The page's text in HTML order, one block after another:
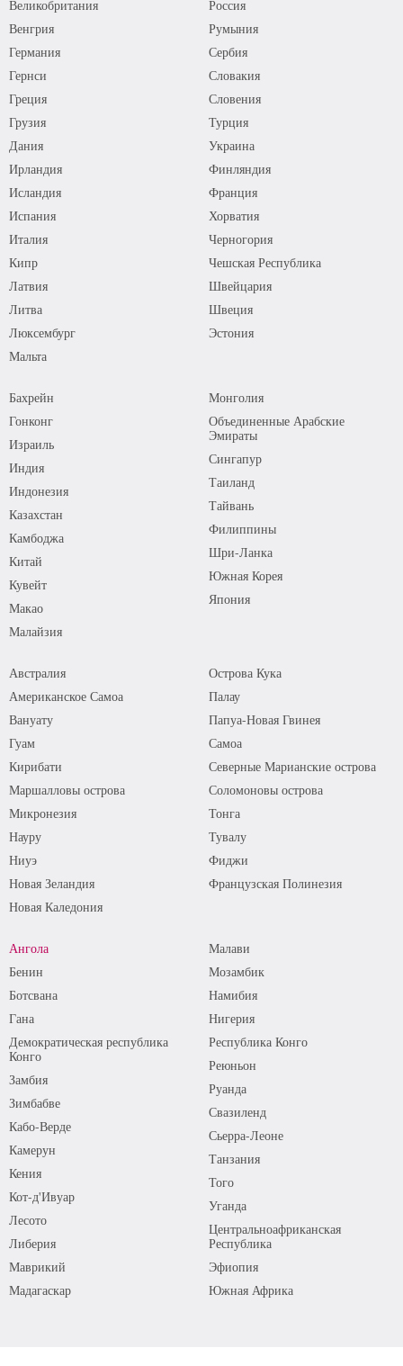
Великобритания
Венгрия
Германия
Гернси
Греция
Грузия
Дания
Ирландия
Исландия
Испания
Италия
Кипр
Латвия
Литва
Люксембург
Мальта
Россия
Румыния
Сербия
Словакия
Словения
Турция
Украина
Финляндия
Франция
Хорватия
Черногория
Чешская Республика
Швейцария
Швеция
Эстония
Бахрейн
Гонконг
Израиль
Индия
Индонезия
Казахстан
Камбоджа
Китай
Кувейт
Макао
Малайзия
Монголия
Объединенные Арабские
Эмираты
Сингапур
Таиланд
Тайвань
Филиппины
Шри-Ланка
Южная Корея
Япония
Австралия
Американское Самоа
Вануату
Гуам
Кирибати
Маршалловы острова
Микронезия
Науру
Ниуэ
Новая Зеландия
Новая Каледония
Острова Кука
Палау
Папуа-Новая Гвинея
Самоа
Северные Марианские острова
Соломоновы острова
Тонга
Тувалу
Фиджи
Французская Полинезия
Ангола
Бенин
Ботсвана
Гана
Демократическая республика
Конго
Замбия
Зимбабве
Кабо-Верде
Камерун
Кения
Кот-д'Ивуар
Лесото
Либерия
Маврикий
Мадагаскар
Малави
Мозамбик
Намибия
Нигерия
Республика Конго
Реюньон
Руанда
Свазиленд
Сьерра-Леоне
Танзания
Того
Уганда
Центральноафриканская
Республика
Эфиопия
Южная Африка